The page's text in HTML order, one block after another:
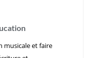
musicale et faire